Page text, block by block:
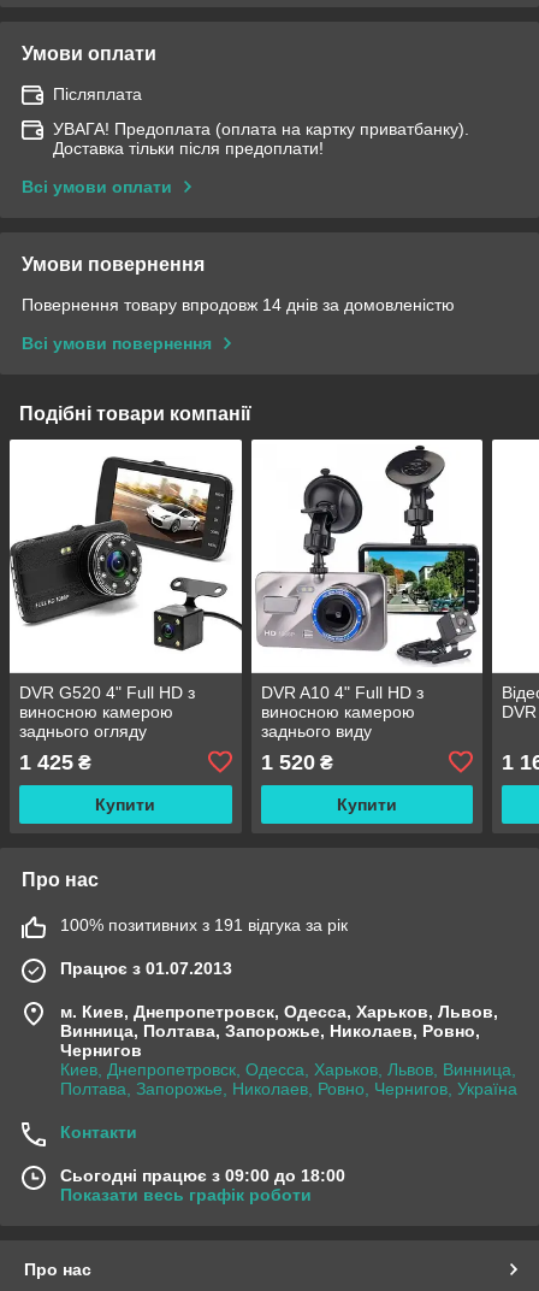
Умови оплати
Післяплата
УВАГА! Предоплата (оплата на картку приватбанку).
Доставка тільки після предоплати!
Всі умови оплати
Умови повернення
Повернення товару впродовж 14 днів за домовленістю
Всі умови повернення
Подібні товари компанії
DVR G520 4" Full HD з
виносною камерою
заднього огляду
1 425 ₴
Купити
DVR A10 4" Full HD з
виносною камерою
заднього виду
1 520₴
Купити
1
Про нас
100% позитивних з 191 відгука за рік
Працює з 01.07.2013
м. Киев, Днепропетровск, Одесса, Харьков, Львов,
Винница, Полтава, Запорожье, Николаев, Ровно,
Чернигов
Киев, Днепропетровск, Одесса, Харьков, Львов, Винница,
Полтава, Запорожье, Николаев, Ровно, Чернигов, Україна
Контакти
Сьогодні працює з 09:00 до 18:00
Показати весь графік роботи
Про нас